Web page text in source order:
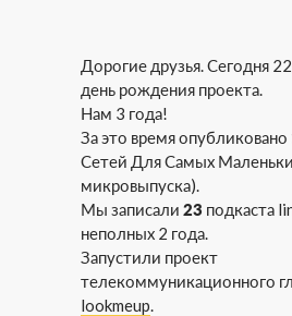
Дорогие друзья. Сегодня
день рождения проекта.
Нам 3 года!
За это время опубликовано
Сетей Для Самых
микровыпуска).
Мы записали 23 подкаста
неполных 2 года.
Запустили проект
телекоммуникационного
lookmeup.